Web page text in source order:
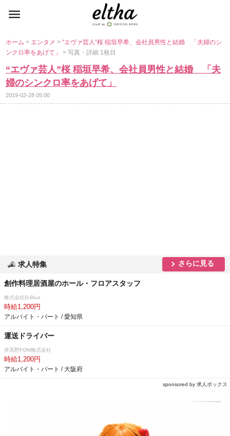
ホーム> エンタメ>“エヴァ芸人”桜 稲垣早希、会社員男性と結婚 「夫婦のシ
ンクロ率をあげて」> 写真・詳細 1枚目
“エヴァ芸人”桜 稲垣早希、会社員男性と結婚 「夫
婦のシンクロ率をあげて」
2019-02-28 05:00
求人特集 さらに見る
創作料理居酒屋のホール・フロアスタッフ
株式会社D-Blue
時給1,200円
アルバイト・パート / 愛知県
運送ドライバー
井高野PDM株式会社
時給1,200円
アルバイト・パート / 大阪府
sponsored by 求人ボックス